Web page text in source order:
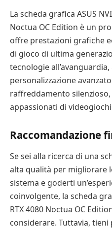
La scheda grafica ASUS
Noctua OC Edition è un
offre prestazioni grafiche
di gioco di ultima
tecnologie
personalizzazione
raffreddamento
appassionati di
Raccomandazione
Se sei alla ricerca di una
alta qualità per migliorare
sistema e goderti
coinvolgente, la scheda
RTX 4080 Noctua OC
considerare. Tuttavia, tieni